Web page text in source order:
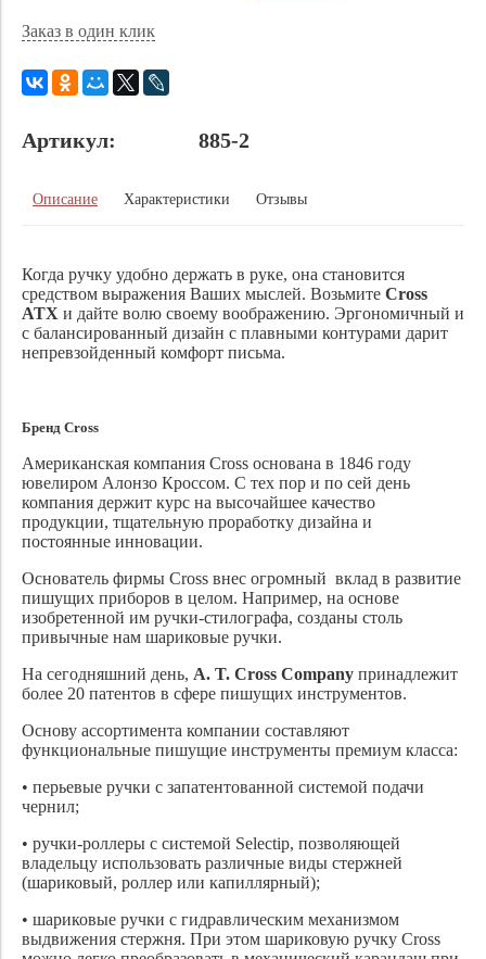
Заказ в один клик
Артикул: 885-2
Описание Характеристики Отзывы
Когда ручку удобно держать в руке, она становится
средством выражения Ваших мыслей. Возьмите Cross
ATX и дайте волю своему воображению. Эргономичный и
с балансированный дизайн с плавными контурами дарит
непревзойденный комфорт письма.
Бренд Cross
Американская компания Cross основана в 1846 году
ювелиром Алонзо Кроссом. С тех пор и по сей день
компания держит курс на высочайшее качество
продукции, тщательную проработку дизайна и
постоянные инновации.
Основатель фирмы Cross внес огромный вклад в развитие
пишущих приборов в целом. Например, на основе
изобретенной им ручки-стилографа, созданы столь
привычные нам шариковые ручки.
На сегодняшний день, A. T. Cross Company принадлежит
более 20 патентов в сфере пишущих инструментов.
Основу ассортимента компании составляют
функциональные пишущие инструменты премиум класса:
• перьевые ручки с запатентованной системой подачи
чернил;
• ручки-роллеры с системой Selectip, позволяющей
владельцу использовать различные виды стержней
(шариковый, роллер или капиллярный);
• шариковые ручки с гидравлическим механизмом
выдвижения стержня. При этом шариковую ручку Cross